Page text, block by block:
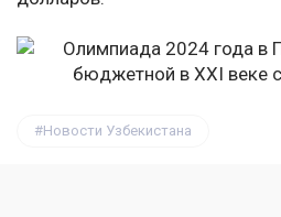
Новости Узбекистана